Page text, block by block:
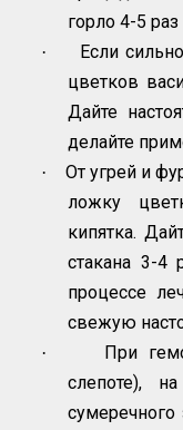
горло 4-5
·
Если
цветков
Дайте
делайте
·
От угрей и
ложку
кипятка.
стакана 3-4
процессе
свежую
·
При
слепоте),